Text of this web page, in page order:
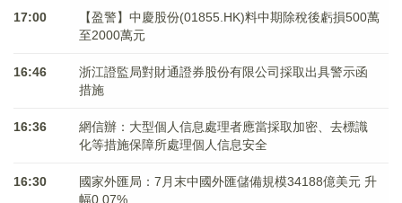
17:00
【盈警】中慶股份(01855.HK)料中期除稅後虧損500萬
至2000萬元
16:46
浙江證監局對財通證券股份有限公司採取出具警示函
措施
16:36
網信辦：大型個人信息處理者應當採取加密、去標識
化等措施保障所處理個人信息安全
16:30
國家外匯局：7月末中國外匯儲備規模34188億美元 升
幅0.07%